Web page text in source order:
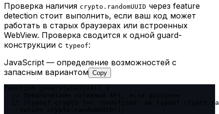
Проверка наличия crypto.randomUUID через feature
detection стоит выполнить, если ваш код может
работать в старых браузерах или встроенных
WebView. Проверка сводится к одной guard-
конструкции с typeof:
JavaScript — определение возможностей с
запасным вариантом Copy
if (typeof crypto !== 'undefined' && typeof